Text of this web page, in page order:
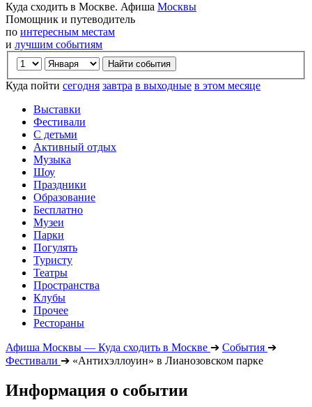
Куда сходить в Москве. Афиша Москвы
Помощник и путеводитель
по интересным местам
и лучшим событиям
Куда пойти сегодня завтра в выходные в этом месяце
Выставки
Фестивали
С детьми
Активный отдых
Музыка
Шоу
Праздники
Образование
Бесплатно
Музеи
Парки
Погулять
Туристу
Театры
Пространства
Клубы
Прочее
Рестораны
Афиша Москвы — Куда сходить в Москве ➔ События ➔
Фестивали ➔ «Антихэллоуин» в Лианозовском парке
Информация о событии